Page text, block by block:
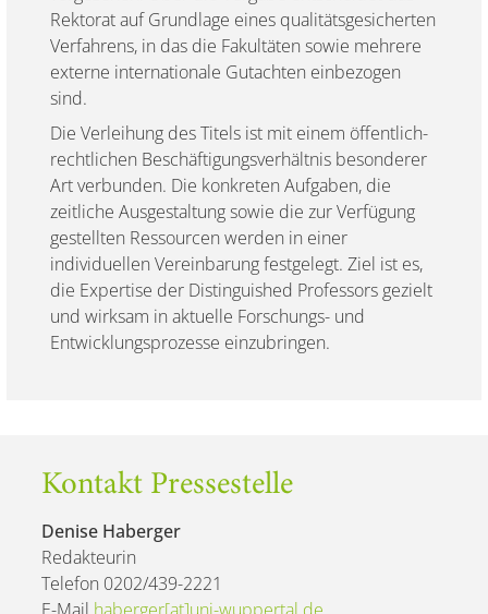
Rektorat auf Grundlage eines qualitätsgesicherten
Verfahrens, in das die Fakultäten sowie mehrere
externe internationale Gutachten einbezogen
sind.
Die Verleihung des Titels ist mit einem öffentlich-
rechtlichen Beschäftigungsverhältnis besonderer
Art verbunden. Die konkreten Aufgaben, die
zeitliche Ausgestaltung sowie die zur Verfügung
gestellten Ressourcen werden in einer
individuellen Vereinbarung festgelegt. Ziel ist es,
die Expertise der Distinguished Professors gezielt
und wirksam in aktuelle Forschungs- und
Entwicklungsprozesse einzubringen.
Kontakt Pressestelle
Denise Haberger
Redakteurin
Telefon 0202/439-2221